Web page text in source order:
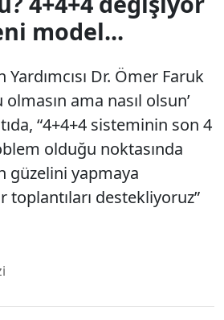
model...
Dr. Ömer Faruk
ama nasıl olsun’
“4+4+4 sisteminin son 4
olduğu noktasında
güzelini yapmaya
toplantıları destekliyoruz”